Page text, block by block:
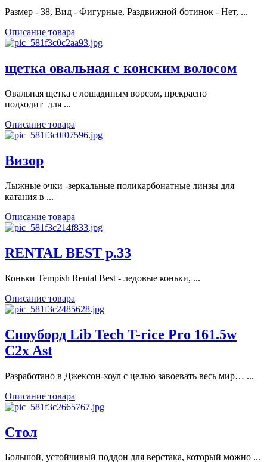
Размер - 38, Вид - Фигурные, Раздвижной ботинок - Нет, ...
Описание товара
щетка овальная с конским волосом
Овальная щетка с лошадиным ворсом, прекрасно
подходит для ...
Описание товара
Визор
Лыжные очки -зеркальные поликарбонатные линзы для
катания в ...
Описание товара
RENTAL BEST р.33
Коньки Tempish Rental Best - ледовые коньки, ...
Описание товара
Сноуборд Lib Tech T-rice Pro 161.5w
C2x Ast
Разработано в Джексон-хоул с целью завоевать весь мир… ...
Описание товара
Стол
Большой, устойчивый поддон для верстака, который можно ...